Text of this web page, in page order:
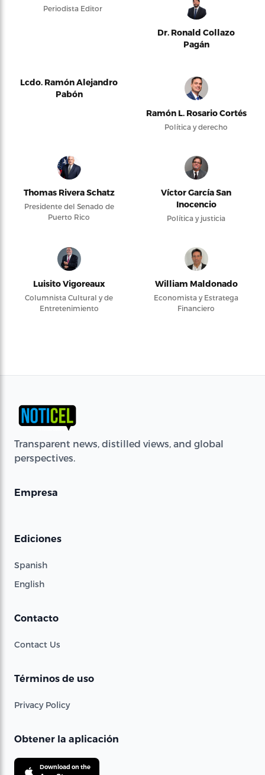
Periodista Editor
Dr. Ronald Collazo
Pagán
Lcdo. Ramón Alejandro
Pabón
Ramón L. Rosario Cortés
Política y derecho
Thomas Rivera Schatz
Presidente del Senado de
Puerto Rico
Víctor García San
Inocencio
Política y justicia
Luisito Vigoreaux
Columnista Cultural y de
Entretenimiento
William Maldonado
Economista y Estratega
Financiero
Transparent news, distilled views, and global
perspectives.
Empresa
Ediciones
Spanish
English
Contacto
Contact Us
Términos de uso
Privacy Policy
Obtener la aplicación
Download on the